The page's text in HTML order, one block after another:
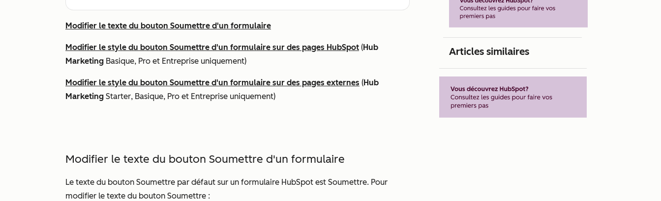
Modifier le texte du bouton Soumettre d'un formulaire
Modifier le style du bouton Soumettre d'un formulaire sur des pages HubSpot (Hub
Marketing Basique, Pro et Entreprise uniquement)
Modifier le style du bouton Soumettre d'un formulaire sur des pages externes (Hub
Marketing Starter, Basique, Pro et Entreprise uniquement)
Modifier le texte du bouton Soumettre d'un formulaire
Le texte du bouton Soumettre par défaut sur un formulaire HubSpot est Soumettre. Pour
modifier le texte du bouton Soumettre :
Articles similaires